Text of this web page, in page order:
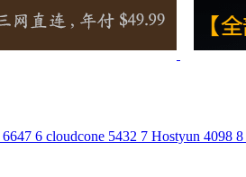
6647 6 cloudcone 5432 7 Hostyun 4098 8